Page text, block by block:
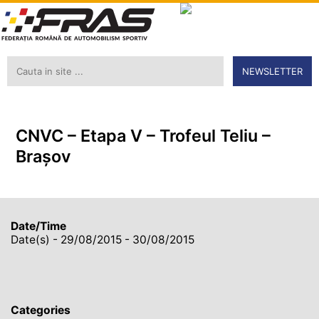
NEWSLETTER
CNVC – Etapa V – Trofeul Teliu –
Braşov
Date/Time
Date(s) - 29/08/2015 - 30/08/2015
Categories